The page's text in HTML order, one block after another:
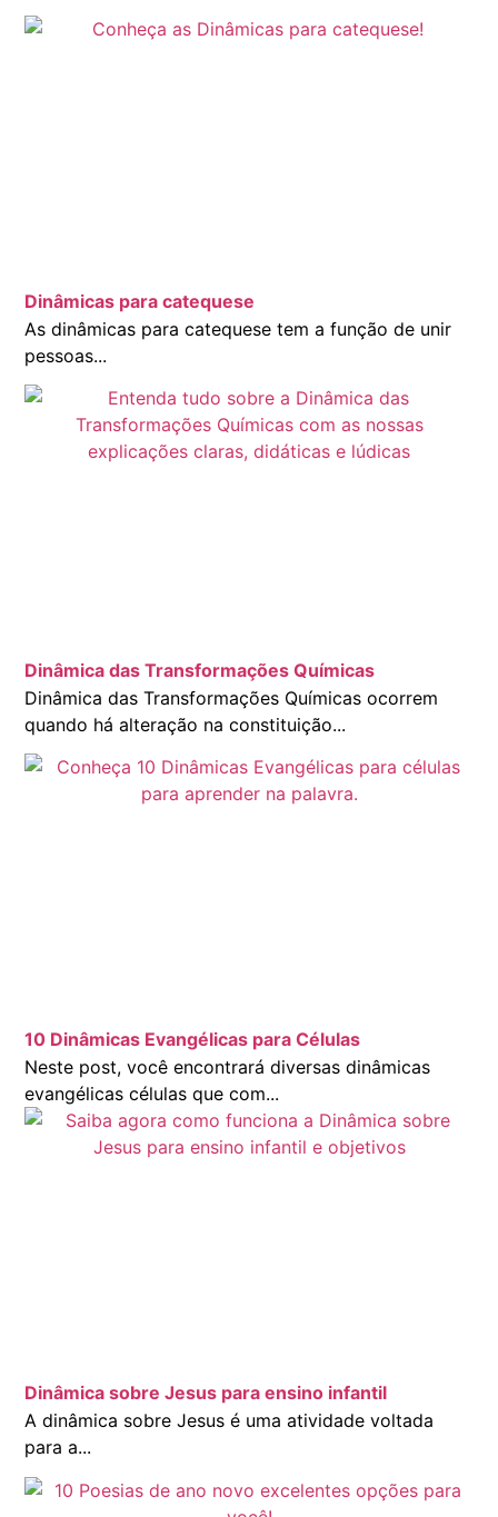
Dinâmicas para catequese
As dinâmicas para catequese tem a função de unir
pessoas...
Dinâmica das Transformações Químicas
Dinâmica das Transformações Químicas ocorrem
quando há alteração na constituição...
10 Dinâmicas Evangélicas para Células
Neste post, você encontrará diversas dinâmicas
evangélicas células que com...
Dinâmica sobre Jesus para ensino infantil
A dinâmica sobre Jesus é uma atividade voltada
para a...